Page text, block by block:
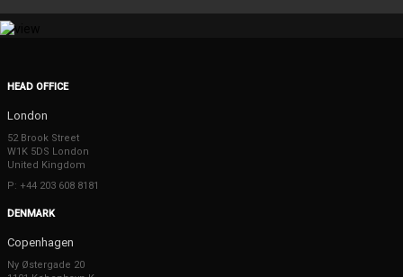
HEAD OFFICE
London
52 Brook Street
W1K 5DS London
United Kingdom
P: +44 203 608 8181
DENMARK
Copenhagen
Ny Østergade 20